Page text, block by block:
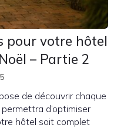
pour votre hôtel
– Partie 2
de découvrir chaque
d’optimiser
hôtel soit complet